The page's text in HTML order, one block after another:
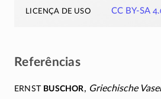
licença de uso CC BY-SA
Referências
Ernst Buschor, Griechische